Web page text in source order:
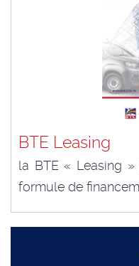
BTE Leasing
la BTE « Leasing
formule de